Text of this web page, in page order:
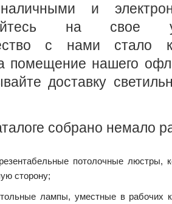
и
на свое
с нами стало
помещение нашего
доставку
собрано немало
потолочные люстры,
сторону;
лампы, уместные в рабочих